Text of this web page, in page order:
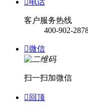
客户服务热线
400-902-
微信
扫一扫加微信
 回顶